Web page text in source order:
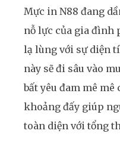
Mực in N88 đang
nỗ lực của gia
lạ lùng với sự diện
này sẽ đi sâu vào
bất yêu đam mê
khoảng đấy giúp
toàn diện với tổng